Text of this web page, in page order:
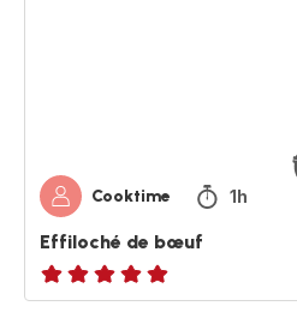
Cooktime 1h
Effiloché de bœuf
ratings.NaN